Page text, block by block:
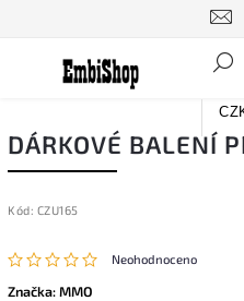
DÁRKOVÉ BALENÍ
Kód: CZU165
Neohodnoceno
Značka:MMO